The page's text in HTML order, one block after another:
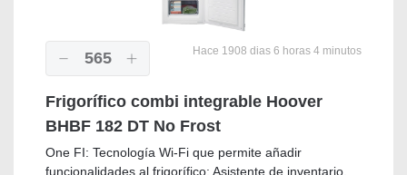
565 Hace 1908 dias 6 horas 4 minutos
Frigorífico combi integrable Hoover
BHBF 182 DT No Frost
One FI: Tecnología Wi-Fi que permite añadir
funcionalidades al frigorífico: Asistente de inventario,